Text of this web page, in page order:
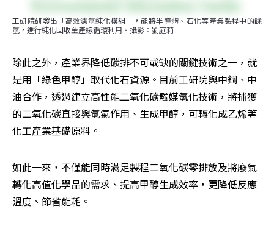
工研院研發出「高效濾氫純化模組」，能將半導體、石化等產業製程中的餘
氫，進行純化回收至產線循環利用。攝影：劉庭莉
除此之外，產業界降低碳排不可或缺的關鍵技術之一，就
是用「綠色甲醇」取代化石資源。目前工研院與中鋼、中
油合作，透過建立高性能二氧化碳觸媒氫化技術，將捕獲
的二氧化碳直接與氫氣作用、生成甲醇，可轉化成乙烯等
化工產業基礎原料。
如此一來，不僅能同時滿足製程二氧化碳零排放及將廢氣
轉化高值化學品的需求、提高甲醇生成效率，更降低反應
溫度、節省能耗。